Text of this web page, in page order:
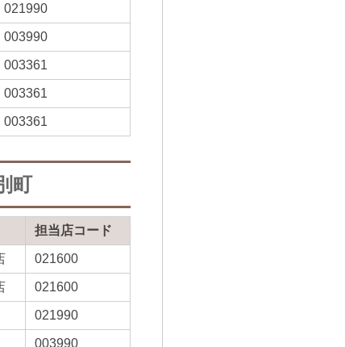
021990
003990
003361
003361
003361
町
担当店コード
021600
021600
021990
003990